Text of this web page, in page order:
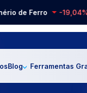
de Ferro -19,04%
Blog Ferramentas